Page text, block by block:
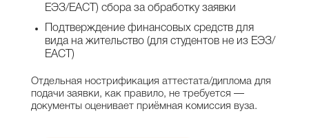
ЕЭЗ/ЕАСТ) сбора за обработку заявки
Подтверждение финансовых средств для
вида на жительство (для студентов не из ЕЭЗ/
ЕАСТ)
Отдельная нострификация аттестата/диплома для
подачи заявки, как правило, не требуется —
документы оценивает приёмная комиссия вуза.